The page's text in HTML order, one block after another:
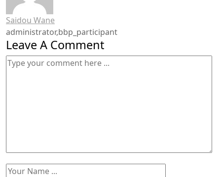
Saidou Wane
administrator,bbp_participant
Leave A Comment